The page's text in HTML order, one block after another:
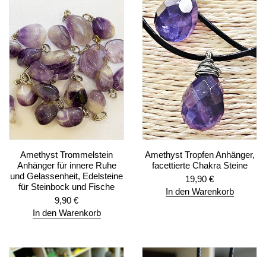
Amethyst Trommelstein
Anhänger für innere Ruhe
und Gelassenheit, Edelsteine
für Steinbock und Fische
9,90 €
In den Warenkorb
Amethyst Tropfen Anhänger,
facettierte Chakra Steine
19,90 €
In den Warenkorb